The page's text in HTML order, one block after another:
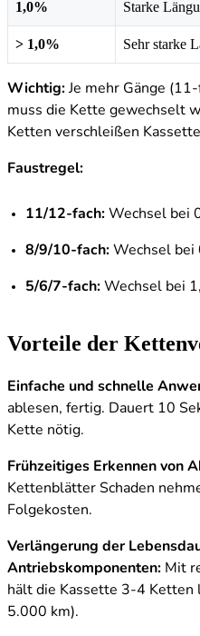
1,0% Starke
> 1,0% Sehr starke
Wichtig:Je mehr Gänge
muss die Kette gewechselt
Ketten verschleißen
Faustregel:
11/12-fach: Wechsel bei
8/9/10-fach: Wechsel
5/6/7-fach: Wechsel bei
Vorteile der
Einfache und schnelle
ablesen, fertig. Dauert 10
Kette nötig.
Frühzeitiges Erkennen von
Kettenblätter Schaden
Folgekosten.
Verlängerung der
Antriebskomponenten: Mit
hält die Kassette 3-4
5.000 km).